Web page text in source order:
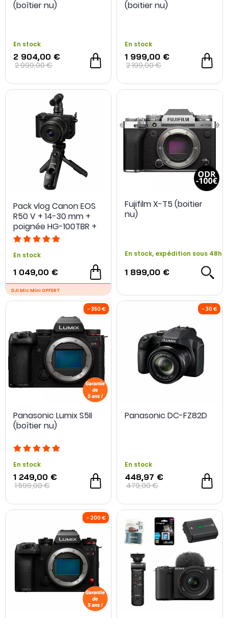
(boîtier nu)
En stock
2 904,00 €
2 999,00 €
(boitier nu)
En stock
1 999,00 €
2 199,00 €
Pack vlog Canon EOS
R50 V + 14-30 mm +
poignée HG-100TBR +
Micro DM-E100 + Carte
En stock
1 049,00 €
Fujifilm X-T5 (boitier
nu)
En stock, expédition sous 48h
1 899,00 €
Panasonic Lumix S5II
(boîtier nu)
En stock
1 249,00 €
1 599,00 €
Panasonic DC-FZ82D
En stock
448,97 €
479,00 €